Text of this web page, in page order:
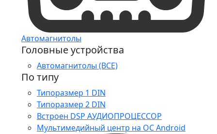
Автомагнитолы
Головные устройства
Автомагнитолы (ВСЕ)
По типу
Типоразмер 1 DIN
Типоразмер 2 DIN
Встроен DSP АУДИОПРОЦЕССОР
Мультимедийный центр на ОС Android